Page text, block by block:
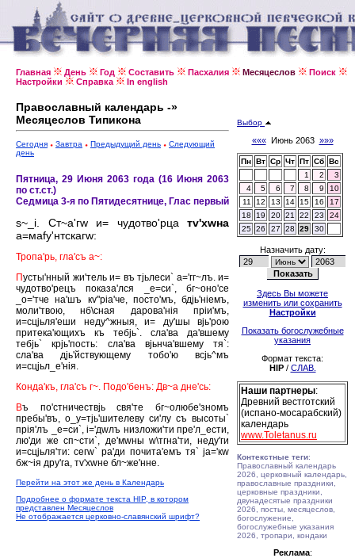
Главная День Год Составить Пасхалия Месяцеслов
Поиск
Настройки
Справка In english
Православный календарь -»
Месяцеслов Типикона
Сегодня Завтра Предыдущий день
Следующий
день
Пятница, 29 Июня 2063 года (16 Июня 2063
по ст.ст.)
Седмица 3-я по Пятидесятнице, Глас первый
s~_i. Ст~а'гw и= чудотво'рца тv'хwна
а=маfу'нтскагw:
Тропа'рь, гла'съ а~:
Пусты'нный жи'тель и= въ тjьлеси` а='гг~лъ. и=
чудотво'рецъ показа'лся _е=си`, бг~оно'се
_о='тче на'шъ кv"рiа'че, посто'мъ, бдjь'нiемъ,
моли'твою, нб\сная дарова'нiя прiи'мъ,
и=сцjьля'еши неду^жныя, и= ду'шы вjь'рою
притека'ющихъ къ тебjь`. сла'ва да'вшему
тебjь` крjь'пость: сла'ва вjьнча'вшему тя`:
сла'ва дjь'йствующему тобо'ю всjь^мъ
и=сцjьл_е'нiя.
Конда'къ, гла'съ г~. Подо'бенъ: Дв~а дне'сь:
Въ по'стничествjь свя'те бг~олюбе'зномъ
пребы'въ, о_у=тjь'шителеву си'лу съ высоты`
прiя'лъ _е=си`, i='дwлъ низложи'ти пре'л_ести,
лю'ди же сп~сти`, де'мwны w\тгна'ти, неду'ги
и=сцjьля'ти: сегw` ра'ди почита'емъ тя` jа='кw
бж~iя дру'га, тv'хwне бл~же'нне.
Перейти на этот же день в Календарь
Подробнее о формате текста HIP, в котором
представлен Месяцеслов
Не отображается церковно-славянский шрифт?
Выбор
«««Июнь 2063 »»»
Пн Вт Ср Чт Пт Сб Вс
1
2
3
4
5 6 7 8 9
10
11
12 13 14 15 16
17
18
19 20 21 22 23
24
25 26 27 28 29 30
Назначить дату:
Здесь Вы можете
изменить или сохранить
Настройки
Показать богослужебные
указания
Формат текста:
HIP/ СЛАВ.
Наши партнеры:
Древний вестготский
(испано-мосарабский)
календарь
www.Toletanus.ru
Контекстные теги:
Православный календарь
2026, церковный календарь,
православные праздники,
церковные праздники,
двунадесятые праздники
2026, посты, месяцеслов,
богослужение,
богослужебные указания
2026, тропари, кондаки
Реклама: